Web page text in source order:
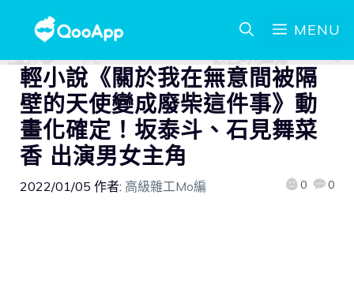
MENU
輕小說《關於我在無意間被隔
壁的天使變成廢柴這件事》動
畫化確定！坂泰斗、石見舞菜
香 出演男女主角
2022/01/05 作者: 高級雜工Mo編 0 0